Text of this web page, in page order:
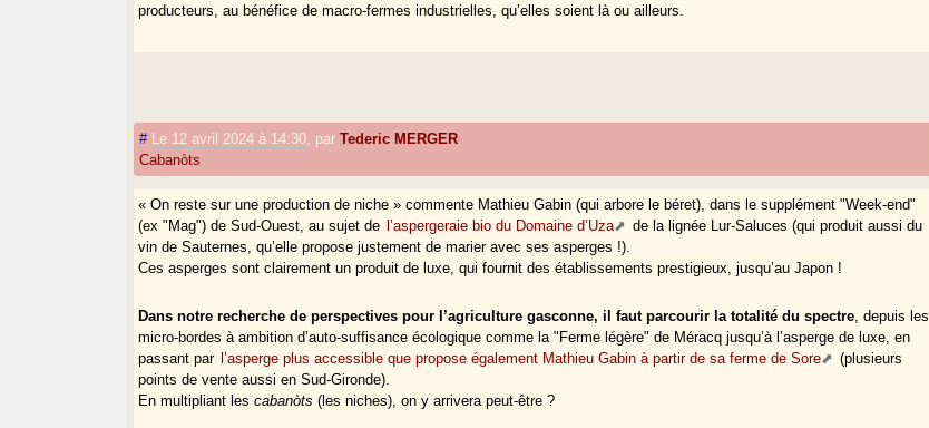
producteurs, au bénéfice de macro-fermes industrielles, qu’elles soient là ou ailleurs.
# Le 12 avril 2024 à 14:30 parTederic MERGER
Cabanòts
« On reste sur une production de niche » commente Mathieu Gabin (qui arbore le béret), dans le supplément "Week-end"
(ex "Mag") de Sud-Ouest, au sujet de l’aspergeraie bio du Domaine d’Uza
de la lignée Lur-Saluces (qui produit aussi du
vin de Sauternes, qu’elle propose justement de marier avec ses asperges !).
Ces asperges sont clairement un produit de luxe, qui fournit des établissements prestigieux, jusqu’au Japon !
Dans notre recherche de perspectives pour l’agriculture gasconne, il faut parcourir la totalité du spectre , depuis les
micro-bordes à ambition d’auto-suffisance écologique comme la "Ferme légère" de Méracq jusqu’à l’asperge de luxe, en
passant par l’asperge plus accessible que propose également Mathieu Gabin à partir de sa ferme de Sore
(plusieurs
points de vente aussi en Sud-Gironde).
En multipliant lescabanòts (les niches), on y arrivera peut-être ?